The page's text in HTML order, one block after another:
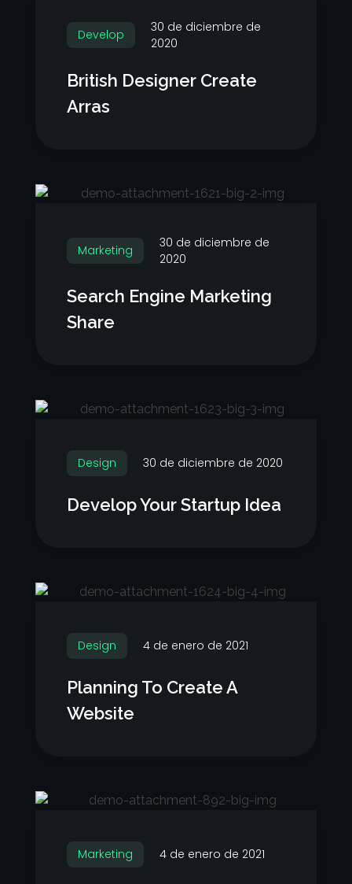
30 de diciembre de
2020
Develop
British Designer Create
Arras
30 de diciembre de
2020
Marketing
Search Engine Marketing
Share
30 de diciembre de 2020
Design
Develop Your Startup Idea
4 de enero de 2021
Design
Planning To Create A
Website
4 de enero de 2021
Marketing